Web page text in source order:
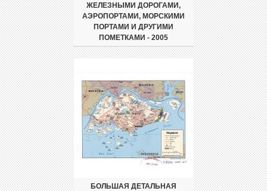
ЖЕЛЕЗНЫМИ ДОРОГАМИ,
АЭРОПОРТАМИ, МОРСКИМИ
ПОРТАМИ И ДРУГИМИ
ПОМЕТКАМИ - 2005
БОЛЬШАЯ ДЕТАЛЬНАЯ